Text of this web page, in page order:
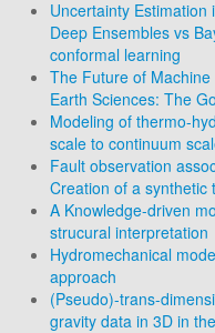
Uncertainty
Deep Ensembles vs
conformal learning
The Future of
Earth Sciences: The
Modeling of thermo-
scale to continuum
Fault observation
Creation of a synthetic
A Knowledge-driven
strucural interpretation
Hydromechanical
approach
(Pseudo)-trans-
gravity data in 3D in